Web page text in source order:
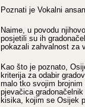
Poznati je Vokalni
Naime, u povodu
posjetili su ih
pokazali zahvalnost za
Kao što je poznato,
kriterija za odabir
malo tko svojim brojnim
pjevačica
kisika, kojim se Osijek